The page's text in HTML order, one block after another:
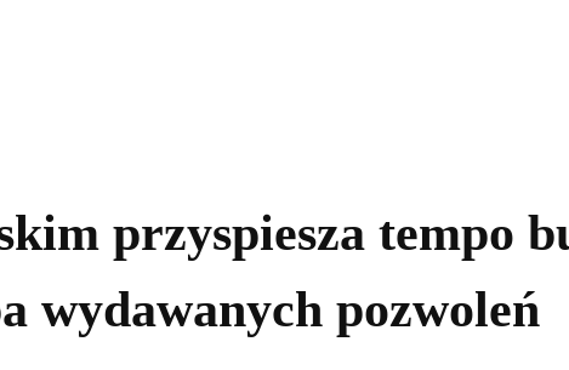
przyspiesza tempo
wydawanych pozwoleń